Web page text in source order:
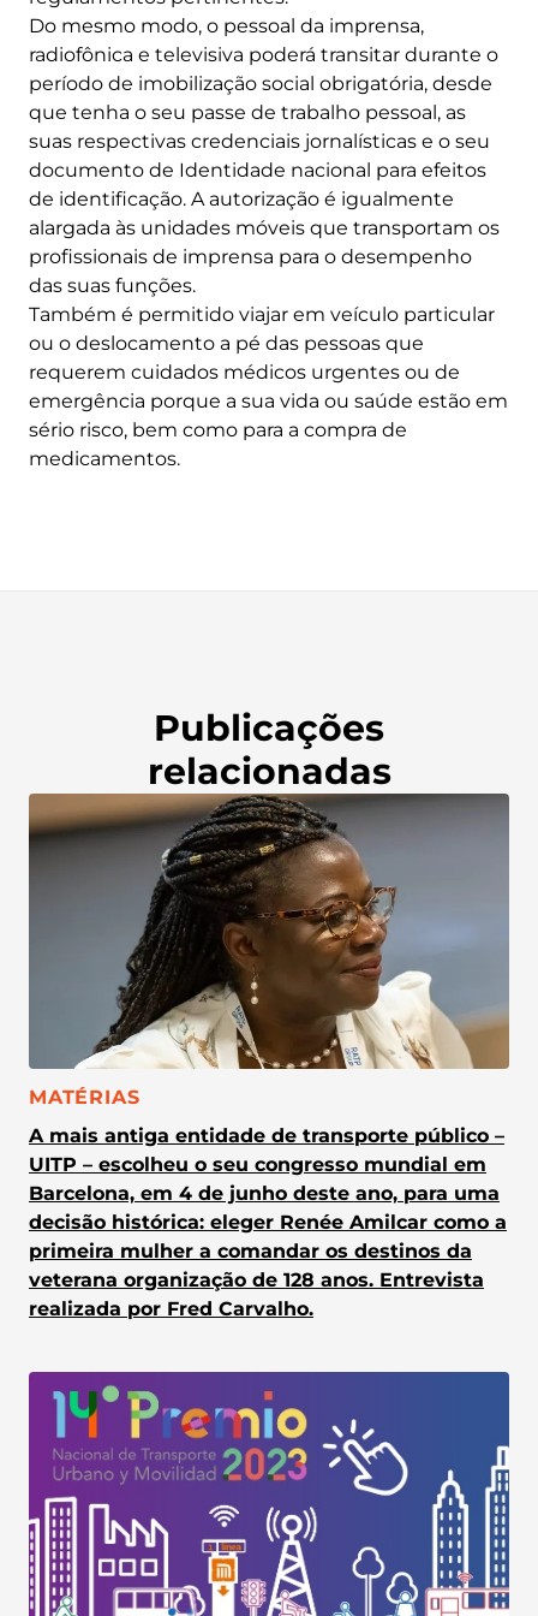
Do mesmo modo, o pessoal da imprensa,
radiofônica e televisiva poderá transitar durante o
período de imobilização social obrigatória, desde
que tenha o seu passe de trabalho pessoal, as
suas respectivas credenciais jornalísticas e o seu
documento de Identidade nacional para efeitos
de identificação. A autorização é igualmente
alargada às unidades móveis que transportam os
profissionais de imprensa para o desempenho
das suas funções.
Também é permitido viajar em veículo particular
ou o deslocamento a pé das pessoas que
requerem cuidados médicos urgentes ou de
emergência porque a sua vida ou saúde estão em
sério risco, bem como para a compra de
medicamentos.
Publicações
relacionadas
CATEGORIA:
MATÉRIAS
A mais antiga entidade de transporte público –
UITP – escolheu o seu congresso mundial em
Barcelona, em 4 de junho deste ano, para uma
decisão histórica: eleger Renée Amilcar como a
primeira mulher a comandar os destinos da
veterana organização de 128 anos. Entrevista
realizada por Fred Carvalho.